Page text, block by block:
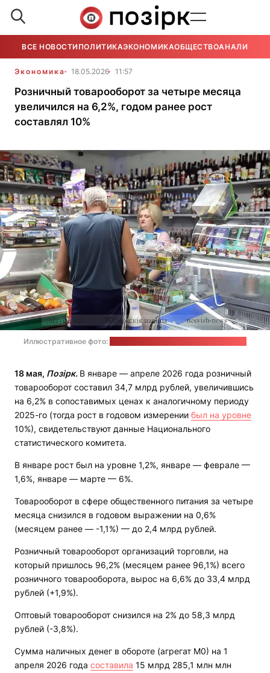
ВСЕ НОВОСТИ ПОЛИТИКАЭКОНОМИКАОБЩЕСТВОАНАЛИТИКА
Экономика 18.05.2026 11:57
Розничный товарооборот за четыре месяца
увеличился на 6,2%, годом ранее рост
составлял 10%
Иллюстративное фото:
18 мая, Позірк. В январе — апреле 2026 года розничный
товарооборот составил 34,7 млрд рублей, увеличившись
на 6,2% в сопоставимых ценах к аналогичному периоду
2025-го (тогда рост в годовом измерении был на уровне
10%), свидетельствуют данные Национального
статистического комитета.
В январе рост был на уровне 1,2%, январе — феврале —
1,6%, январе — марте — 6%.
Товарооборот в сфере общественного питания за четыре
месяца снизился в годовом выражении на 0,6%
(месяцем ранее — -1,1%) — до 2,4 млрд рублей.
Розничный товарооборот организаций торговли, на
который пришлось 96,2% (месяцем ранее 96,1%) всего
розничного товарооборота, вырос на 6,6% до 33,4 млрд
рублей (+1,9%).
Оптовый товарооборот снизился на 2% до 58,3 млрд
рублей (-3,8%).
Сумма наличных денег в обороте (агрегат М0) на 1
апреля 2026 года составила 15 млрд 285,1 млн млн